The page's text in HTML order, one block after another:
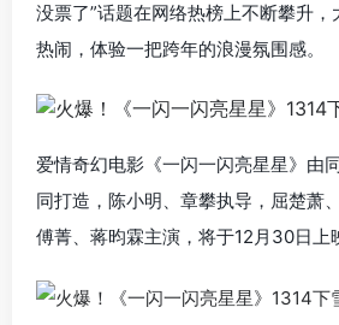
没票了”话题在网络热榜上不断攀升，
热闹，体验一把跨年的浪漫氛围感。
爱情奇幻电影《一闪一闪亮星星》由
同打造，陈小明、章攀执导，屈楚萧
傅菁、 蒋昀霖主演，将于12月30日上